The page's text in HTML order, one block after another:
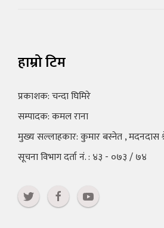
हाम्रो टिम
प्रकाशक: चन्दा घिमिरे
सम्पादक: कमल राना
मुख्य सल्लाहकार: कुमार बस्नेत , मदनदास
सूचना विभाग दर्ता नं. : ४३ - ०७३ / ७४